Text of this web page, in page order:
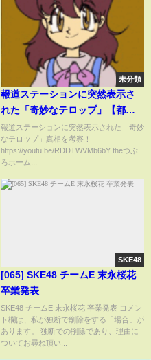
未分類
報道ステーションに突然表示さ
れた「奇妙なテロップ」【都市
伝説】
報道ステーションに突然表示された「奇妙
なテロップ」真相を考察！
https://youtu.be/RDDTWVMb6bY theつぶ
ろホーム...
SKE48
[065] SKE48 チームE 末永桜花
卒業発表
SKE48 チームE 末永桜花 卒業発表 コメン
ト欄は、私が独断で削除をする「場合」が
あります。 独断での削除であり、理由に
ついてお尋ね頂い...